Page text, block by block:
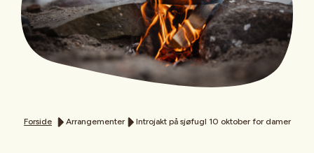
Forside Arrangementer Introjakt på sjøfugl 10 oktober for damer